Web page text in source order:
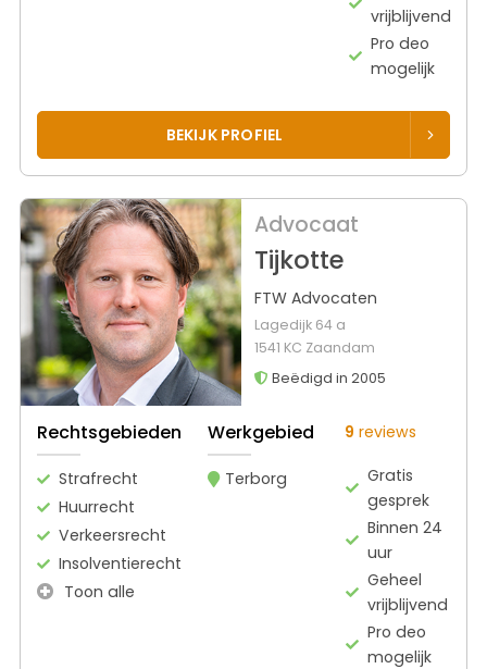
vrijblijvend
Pro deo
mogelijk
BEKIJK PROFIEL
Advocaat
Tijkotte
FTW Advocaten
Lagedijk 64 a
1541 KC Zaandam
Beëdigd in 2005
Rechtsgebieden
Strafrecht
Huurrecht
Verkeersrecht
Insolventierecht
Toon alle
Werkgebied
Terborg
9 reviews
Gratis
gesprek
Binnen 24
uur
Geheel
vrijblijvend
Pro deo
mogelijk